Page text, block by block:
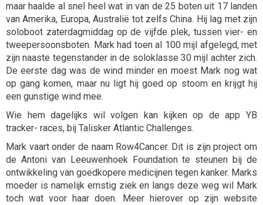
maar haalde al snel heel wat in van de 25 boten uit 17 landen
van Amerika, Europa, Australië tot zelfs China. Hij lag met zijn
soloboot zaterdagmiddag op de vijfde plek, tussen vier- en
tweepersoonsboten. Mark had toen al 100 mijl afgelegd, met
zijn naaste tegenstander in de soloklasse 30 mijl achter zich.
De eerste dag was de wind minder en moest Mark nog wat
op gang komen, maar nu ligt hij goed op stoom en krijgt hij
een gunstige wind mee.
Wie hem dagelijks wil volgen kan kijken op de app YB
tracker- races, bij Talisker Atlantic Challenges.
Mark vaart onder de naam Row4Cancer. Dit is zijn project om
de Antoni van Leeuwenhoek Foundation te steunen bij de
ontwikkeling van goedkopere medicijnen tegen kanker. Marks
moeder is namelijk ernstig ziek en langs deze weg wil Mark
toch wat voor haar doen. Meer hierover op zijn website